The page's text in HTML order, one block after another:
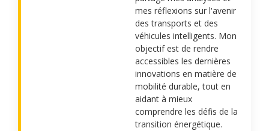
mes réflexions sur l'avenir
des transports et des
véhicules intelligents. Mon
objectif est de rendre
accessibles les dernières
innovations en matière de
mobilité durable, tout en
aidant à mieux
comprendre les défis de la
transition énergétique.